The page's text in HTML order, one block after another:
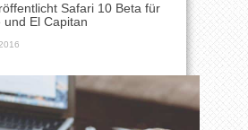
Safari 10 Beta für
und El Capitan